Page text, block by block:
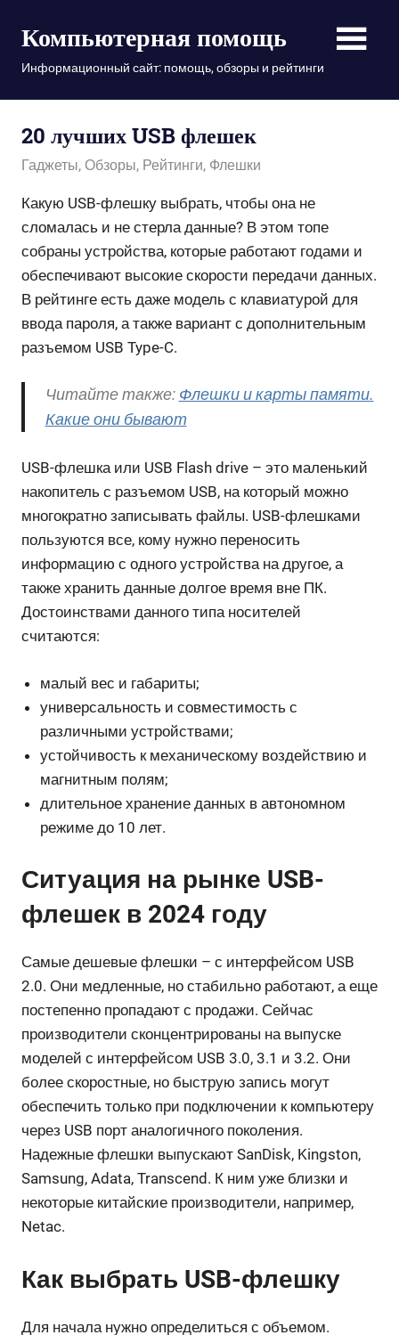
содержимому
Компьютерная помощь
Информационный сайт: помощь, обзоры и рейтинги
20 лучших USB флешек
16.09.2021
admin
Гаджеты, Обзоры, Рейтинги, Флешки
Какую USB-флешку выбрать, чтобы она не
сломалась и не стерла данные? В этом топе
собраны устройства, которые работают годами и
обеспечивают высокие скорости передачи данных.
В рейтинге есть даже модель с клавиатурой для
ввода пароля, а также вариант с дополнительным
разъемом USB Type-C.
Читайте также: Флешки и карты памяти.
Какие они бывают
USB-флешка или USB Flash drive – это маленький
накопитель с разъемом USB, на который можно
многократно записывать файлы. USB-флешками
пользуются все, кому нужно переносить
информацию с одного устройства на другое, а
также хранить данные долгое время вне ПК.
Достоинствами данного типа носителей
считаются:
малый вес и габариты;
универсальность и совместимость с
различными устройствами;
устойчивость к механическому воздействию и
магнитным полям;
длительное хранение данных в автономном
режиме до 10 лет.
Ситуация на рынке USB-
флешек в 2024 году
Самые дешевые флешки – с интерфейсом USB
2.0. Они медленные, но стабильно работают, а еще
постепенно пропадают с продажи. Сейчас
производители сконцентрированы на выпуске
моделей с интерфейсом USB 3.0, 3.1 и 3.2. Они
более скоростные, но быструю запись могут
обеспечить только при подключении к компьютеру
через USB порт аналогичного поколения.
Надежные флешки выпускают SanDisk, Kingston,
Samsung, Adata, Transcend. К ним уже близки и
некоторые китайские производители, например,
Netac.
Как выбрать USB-флешку
Для начала нужно определиться с объемом.